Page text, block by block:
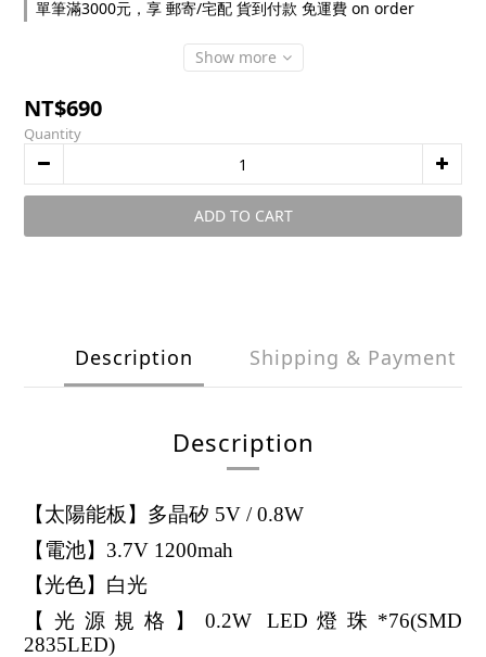
單筆滿3000元，享 郵寄/宅配 貨到付款 免運費 on order
Show more
NT$690
Quantity
ADD TO CART
Description Shipping & Payment
Description
【太陽能板】多晶矽 5V / 0.8W
【電池】3.7V 1200mah
【光色】白光
【光源規格】0.2W LED燈珠*76(SMD
2835LED)